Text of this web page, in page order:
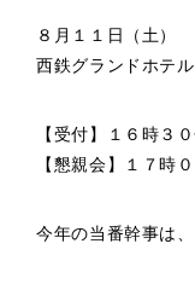
８月１１日（土）
西鉄グランドホテル
【受付】１６時３
【懇親会】１７時
今年の当番幹事は、